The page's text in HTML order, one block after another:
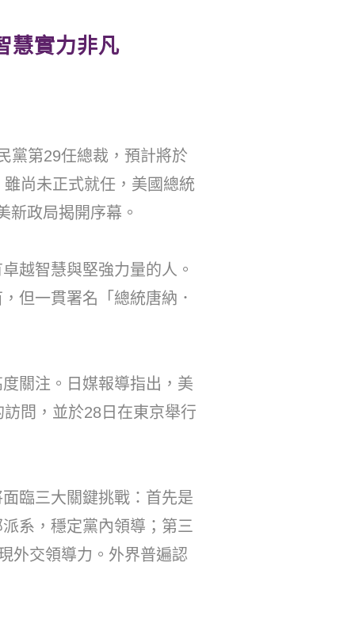
慧實力非凡
黨第29任總裁，預計將於
尚未正式就任，美國總統
新政局揭開序幕。
越智慧與堅強力量的人。
但一貫署名「總統唐納．
關注。日媒報導指出，美
問，並於28日在東京舉行
臨三大關鍵挑戰：首先是
系，穩定黨內領導；第三
外交領導力。外界普遍認